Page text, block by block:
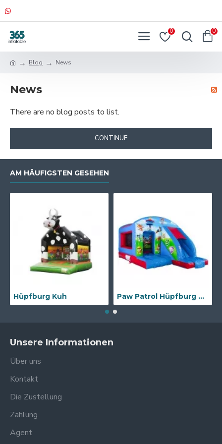
0 0
Blog News
News
There are no blog posts to list.
CONTINUE
AM HÄUFIGSTEN GESEHEN
Hüpfburg Kuh Paw Patrol Hüpfburg Mit Rutsche
Unsere Informationen
Über uns
Kontakt
Die Zustellung
Zahlung
Agent